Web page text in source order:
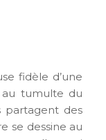
fidèle d’une
tumulte du
partagent des
se dessine au